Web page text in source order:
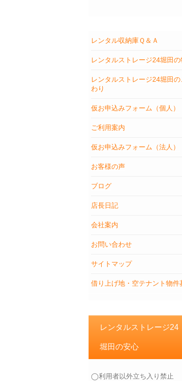
レンタル収納庫Ｑ＆Ａ
レンタルストレージ24堀田
レンタルストレージ24堀田
わり
仮お申込みフォーム（個人）
ご利用案内
仮お申込みフォーム（法人）
お客様の声
ブログ
店長日記
会社案内
お問い合わせ
サイトマップ
借り上げ地・空テナント物件
レンタルストレージ24
堀田の安心
◯利用者以外立ち入り禁止